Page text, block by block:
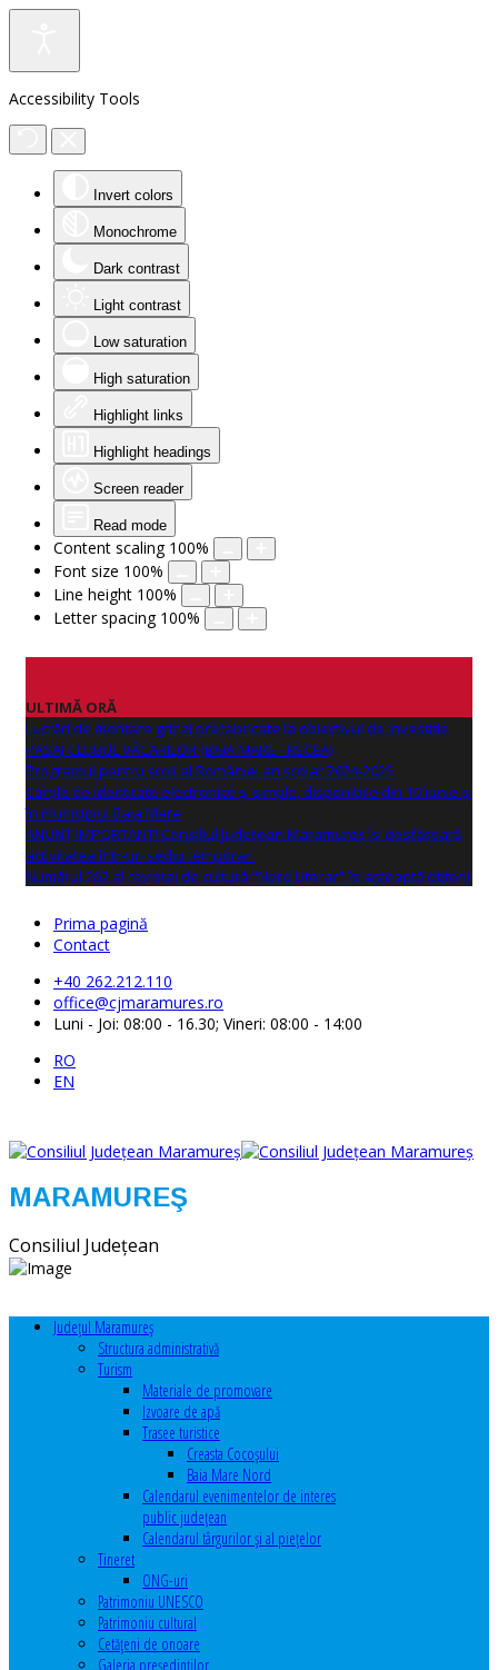
Accessibility Tools
Invert colors
Monochrome
Dark contrast
Light contrast
Low saturation
High saturation
Highlight links
Highlight headings
Screen reader
Read mode
Content scaling 100%
Font size 100%
Line height 100%
Letter spacing 100%
ULTIMĂ ORĂ
Lucrări de montare grinzi prefabricate la obiectivul de investitie
PASAJ CLUBUL VĂCARILOR (BAIA MARE - RECEA)
Programul pentru școli al României an școlar 2024-2025
Cărțile de identitate electronice și simple, disponibile din 10 iunie și
în municipiul Baia Mare
ANUNŢ IMPORTANT! Consiliul Județean Maramureș își desfășoară
activitatea într-un sediu temporar.
Numărul 262 al revistei de cultură "Nord Literar" își așteaptă cititorii
Prima pagină
Contact
+40 262.212.110
office@cjmaramures.ro
Luni - Joi: 08:00 - 16.30; Vineri: 08:00 - 14:00
RO
EN
MARAMUREŞ
Consiliul Judeţean
Judeţul Maramureş
Structura administrativă
Turism
Materiale de promovare
Izvoare de apă
Trasee turistice
Creasta Cocoșului
Baia Mare Nord
Calendarul evenimentelor de interes
public judeţean
Calendarul târgurilor şi al pieţelor
Tineret
ONG-uri
Patrimoniu UNESCO
Patrimoniu cultural
Cetăţeni de onoare
Galeria președinților